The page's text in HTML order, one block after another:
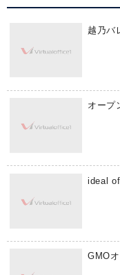
越乃バ
オープ
ideal
GMO